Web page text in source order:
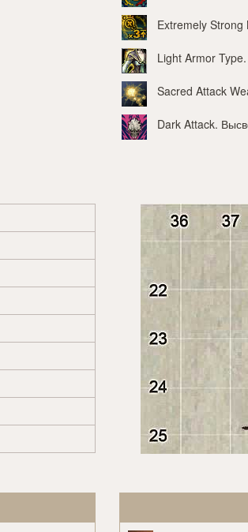
Extremely Strong
Light Armor Type
Sacred Attack
Dark Attack.